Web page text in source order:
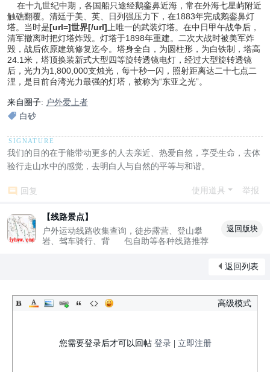
在十九世纪中期，各国船只途经鹅銮鼻近海，常在外海七星屿附近
触礁翻覆。清廷于美、英、日列强压力下，在1883年完成鹅銮鼻灯
塔。当时是[url=]世界[/url]上唯一的武装灯塔。在中日甲午战争后，
清军撤离时把灯塔炸毁。灯塔于1898年重建。二次大战时被美军炸
毁，战后依原建筑修复迄今。塔身全白，为圆柱形，为白铁制，塔高
24.1米，塔顶换装新式大型四等旋转透镜电灯，经过大型旋转透镜
后，光力为1,800,000支烛光，每十秒一闪，照射距离达二十七点二
浬，是目前台湾光力最强的灯塔，被称为“东亚之光”。
来自圈子: 户外爱上者
白砂
我们的目的在于能带动更多的人去亲近、热爱自然，享受生命，去体
验行走山水中的感觉，去明白人与自然的平等与和谐。
回复 使用道具 举报
【线路景点】
户外运动线路收集查询，徒步露营、登山攀
岩、驾车骑行、背 包自助等各种线路推荐
返回版块
返回列表
高级模式
您需要登录后才可以回帖 登录| 立即注册